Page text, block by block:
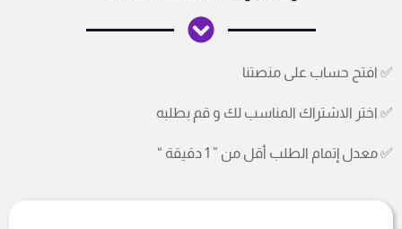
✅ افتح حساب على منصتنا
✅ اختر الاشتراك المناسب لك و قم بطلبه
✅ معدل إتمام الطلب أقل من ” 1 دقيقة “